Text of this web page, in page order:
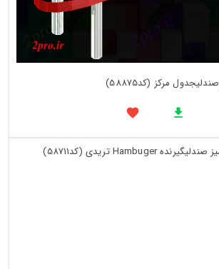
مرکز (کد58875)